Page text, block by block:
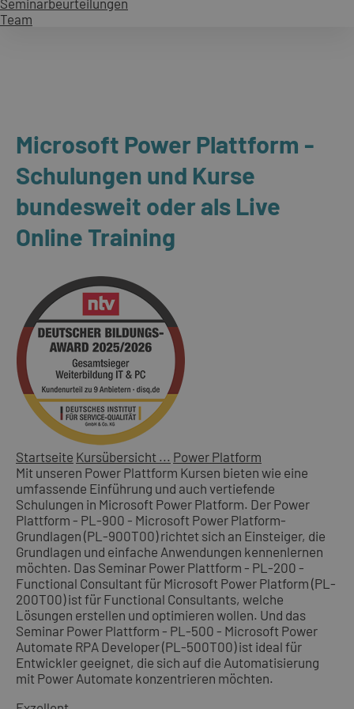
Team
Microsoft Power Plattform -
Schulungen und Kurse
bundesweit oder als Live
Online Training
Startseite Kursübersicht ... Power Platform
Mit unseren Power Plattform Kursen bieten wie eine
umfassende Einführung und auch vertiefende
Schulungen in Microsoft Power Platform. Der Power
Plattform - PL-900 - Microsoft Power Platform-
Grundlagen (PL-900T00) richtet sich an Einsteiger, die
Grundlagen und einfache Anwendungen kennenlernen
möchten. Das Seminar Power Plattform - PL-200 -
Functional Consultant für Microsoft Power Platform (PL-
200T00) ist für Functional Consultants, welche
Lösungen erstellen und optimieren wollen. Und das
Seminar Power Plattform - PL-500 - Microsoft Power
Automate RPA Developer (PL-500T00) ist ideal für
Entwickler geeignet, die sich auf die Automatisierung
mit Power Automate konzentrieren möchten.